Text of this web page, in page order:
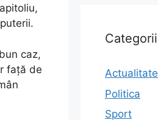
caz,
față de
Categorii
Actualitate
Politica
Sport